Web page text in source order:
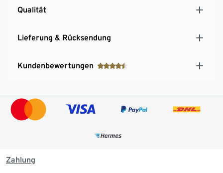
Qualität
Lieferung & Rücksendung
Kundenbewertungen
Zahlung